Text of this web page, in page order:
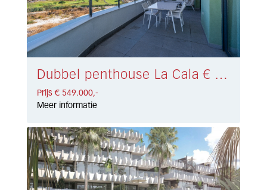
Dubbel penthouse La Cala € 549.000,-
Prijs € 549.000,-
Meer informatie